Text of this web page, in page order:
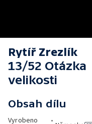
Rytíř Zrezlík
13/52 Otázka
velikosti
Obsah dílu
Vyrobeno
•